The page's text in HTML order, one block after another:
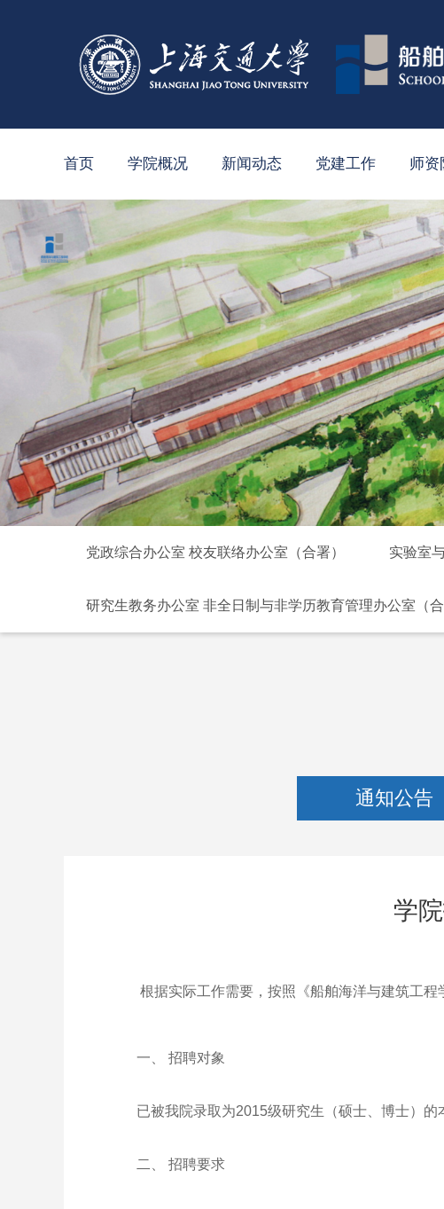
首页 学院概况 新闻动态 党建工作 师资
党政综合办公室 校友联络办公室（合署） 实验室
研究生教务办公室 非全日制与非学历教育管理办公室（合
通知公告
学
根据实际工作需要，按照《船舶海洋与建筑工程
一、 招聘对象
已被我院录取为2015级研究生（硕士、博士）的
二、 招聘要求